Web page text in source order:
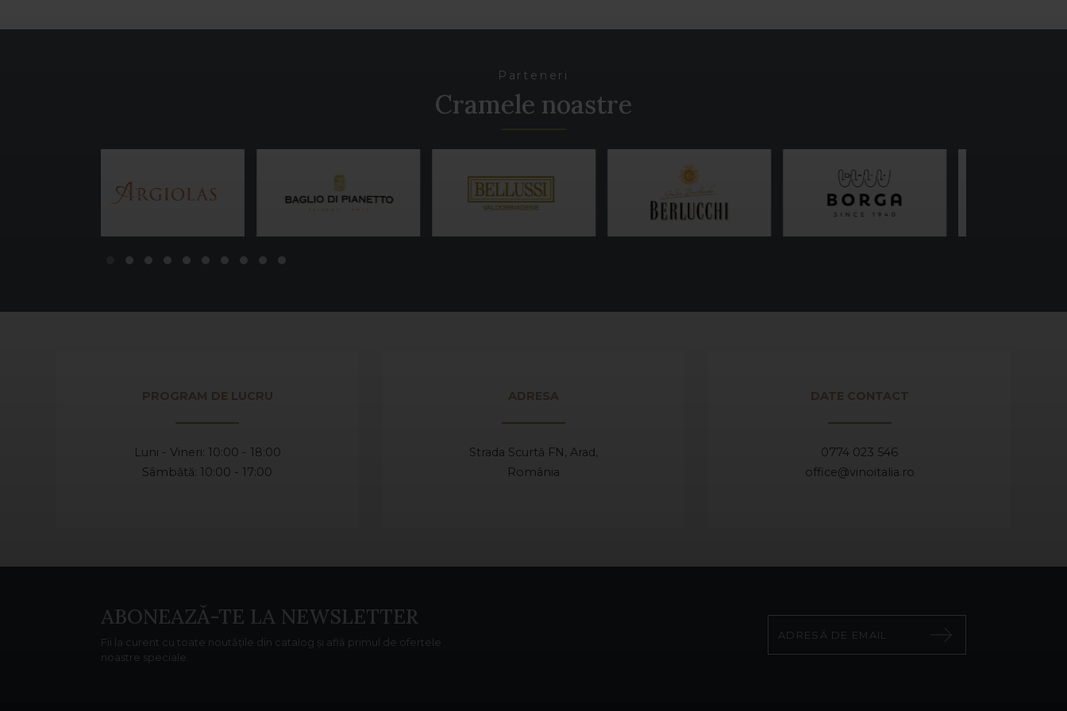
Parteneri
Cramele noastre
PROGRAM DE LUCRU
Luni - Vineri: 10:00 - 18:00
Sâmbătă: 10:00 - 17:00
ADRESA
Strada Scurtă FN, Arad,
România
DATE CONTACT
0774 023 546
office@vinoitalia.ro
ABONEAZĂ-TE LA NEWSLETTER
Fii la curent cu toate noutățile din catalog și află primul de ofertele
noastre speciale.